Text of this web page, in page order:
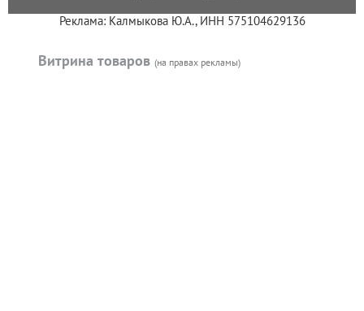
Реклама: Калмыкова Ю.А., ИНН 575104629136
Витрина товаров (на правах рекламы)